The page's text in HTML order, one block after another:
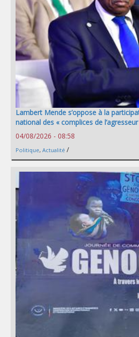
Lambert Mende s’oppose à la
national des « complices de
04/08/2026 - 08:58
Politique, Actualité /